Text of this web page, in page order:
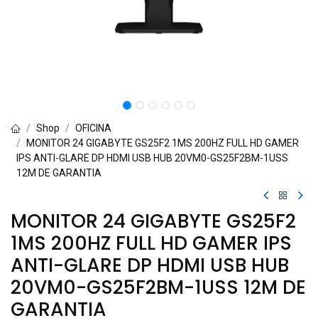
Shop
OFICINA
MONITOR 24 GIGABYTE GS25F2 1MS 200HZ FULL HD GAMER
IPS ANTI-GLARE DP HDMI USB HUB 20VM0-GS25F2BM-1USS
12M DE GARANTIA
MONITOR 24 GIGABYTE GS25F2
1MS 200HZ FULL HD GAMER IPS
ANTI-GLARE DP HDMI USB HUB
20VM0-GS25F2BM-1USS 12M DE
GARANTIA